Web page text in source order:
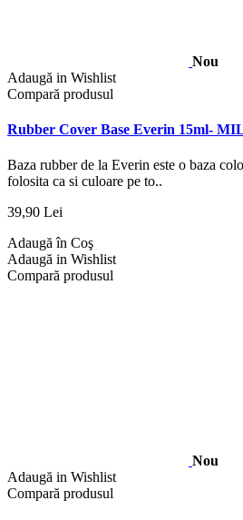
Nou
Adaugă in Wishlist
Compară produsul
Rubber Cover Base Everin 15ml-
Baza rubber de la Everin este o baza
folosita ca si culoare pe to..
39,90 Lei
Adaugă în Coş
Adaugă in Wishlist
Compară produsul
Nou
Adaugă in Wishlist
Compară produsul